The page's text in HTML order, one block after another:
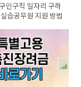
인구직 일자리 구하
습공무원 지원 방법